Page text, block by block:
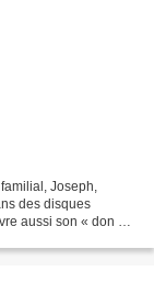
Joseph,
des disques
aussi son « don »,